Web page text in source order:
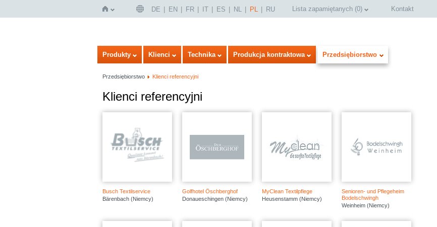
Strona
główna
DE EN FR IT ES NL PL RU Lista zapamiętanych (0) Kontakt
Produkty Klienci Technika Produkcja kontraktowa Przedsiębiorstwo
Przedsiębiorstwo Klienci referencyjni
Klienci referencyjni
Busch Textilservice
Bärenbach (Niemcy)
Golfhotel Öschberghof
Donaueschingen (Niemcy)
MyClean Textilpflege
Heusenstamm (Niemcy)
Senioren- und Pflegeheim
Bodelschwingh
Weinheim (Niemcy)
select language